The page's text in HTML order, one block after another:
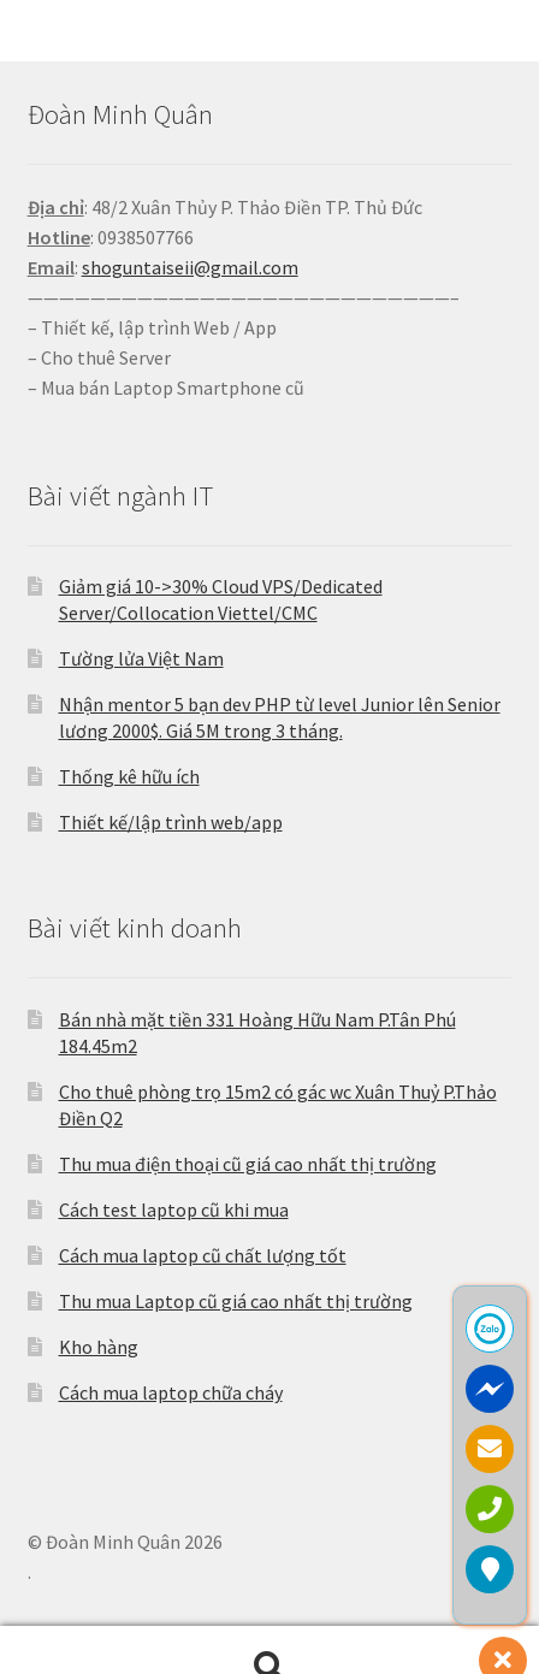
Đoàn Minh Quân
Địa chỉ: 48/2 Xuân Thủy P. Thảo Điền TP. Thủ Đức
Hotline: 0938507766
Email: shoguntaiseii@gmail.com
———————————————————————————–
– Thiết kế, lập trình Web / App
– Cho thuê Server
– Mua bán Laptop Smartphone cũ
Bài viết ngành IT
Giảm giá 10->30% Cloud VPS/Dedicated
Server/Collocation Viettel/CMC
Tường lửa Việt Nam
Nhận mentor 5 bạn dev PHP từ level Junior lên Senior
lương 2000$. Giá 5M trong 3 tháng.
Thống kê hữu ích
Thiết kế/lập trình web/app
Bài viết kinh doanh
Bán nhà mặt tiền 331 Hoàng Hữu Nam P.Tân Phú
184.45m2
Cho thuê phòng trọ 15m2 có gác wc Xuân Thuỷ P.Thảo
Điền Q2
Thu mua điện thoại cũ giá cao nhất thị trường
Cách test laptop cũ khi mua
Cách mua laptop cũ chất lượng tốt
Thu mua Laptop cũ giá cao nhất thị trường
Kho hàng
Cách mua laptop chữa cháy
© Đoàn Minh Quân 2026
.